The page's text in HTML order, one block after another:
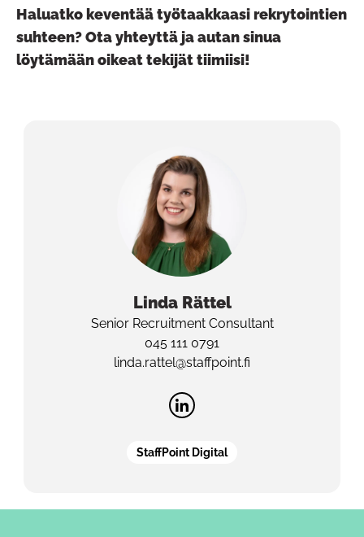
Haluatko keventää työtaakkaasi rekrytointien
suhteen? Ota yhteyttä ja autan sinua
löytämään oikeat tekijät tiimiisi!
Linda Rättel
Senior Recruitment Consultant
045 111 0791
linda.rattel@staffpoint.fi
StaffPoint Digital